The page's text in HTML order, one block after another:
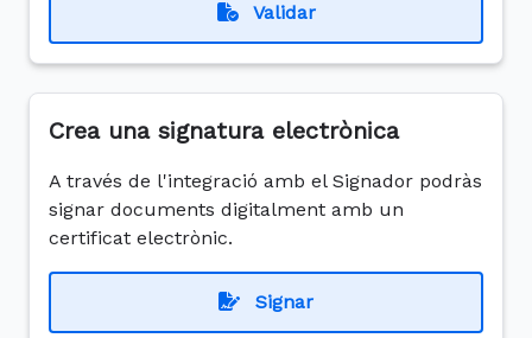
Validar
Crea una signatura electrònica
A través de l'integració amb el Signador podràs
signar documents digitalment amb un
certificat electrònic.
Signar